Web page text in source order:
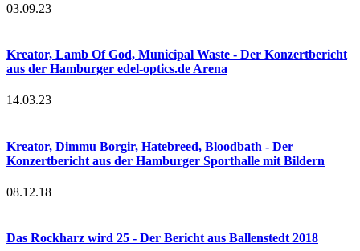
03.09.23
Kreator, Lamb Of God, Municipal Waste - Der Konzertbericht
aus der Hamburger edel-optics.de Arena
14.03.23
Kreator, Dimmu Borgir, Hatebreed, Bloodbath - Der
Konzertbericht aus der Hamburger Sporthalle mit Bildern
08.12.18
Das Rockharz wird 25 - Der Bericht aus Ballenstedt 2018